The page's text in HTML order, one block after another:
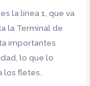
la línea 1, que va
la Terminal de
importantes
lo que lo
los fletes.